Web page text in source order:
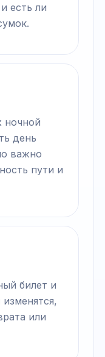
есть ли
ночной
день
важно
пути и
билет и
или